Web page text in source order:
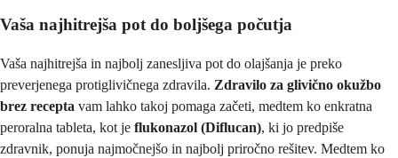
Vaša najhitrejša pot do boljšega počutja
Vaša najhitrejša in najbolj zanesljiva pot do olajšanja je preko
preverjenega protiglivičnega zdravila. Zdravilo za glivično okužbo
brez recepta vam lahko takoj pomaga začeti, medtem ko enkratna
peroralna tableta, kot je flukonazol (Diflucan), ki jo predpiše
zdravnik, ponuja najmočnejšo in najbolj priročno rešitev. Medtem ko